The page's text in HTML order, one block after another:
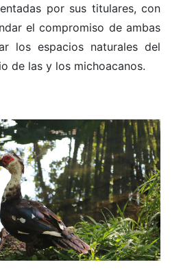
por sus titulares, con
el compromiso de ambas
los espacios naturales del
de las y los michoacanos.